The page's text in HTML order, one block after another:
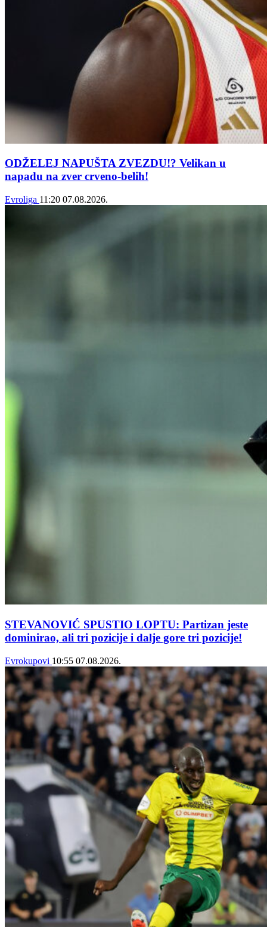
ODŽELEJ NAPUŠTA ZVEZDU!? Velikan u
napadu na zver crveno-belih!
Evroliga 11:20 07.08.2026.
STEVANOVIĆ SPUSTIO LOPTU: Partizan jeste
dominirao, ali tri pozicije i dalje gore tri pozicije!
Evrokupovi 10:55 07.08.2026.